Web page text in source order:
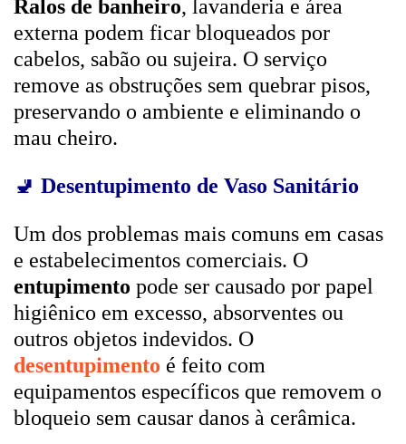
Ralos de banheiro, lavanderia e área
externa podem ficar bloqueados por
cabelos, sabão ou sujeira. O serviço
remove as obstruções sem quebrar pisos,
preservando o ambiente e eliminando o
mau cheiro.
🚽 Desentupimento de Vaso Sanitário
Um dos problemas mais comuns em casas
e estabelecimentos comerciais. O
entupimento pode ser causado por papel
higiênico em excesso, absorventes ou
outros objetos indevidos. O
desentupimento é feito com
equipamentos específicos que removem o
bloqueio sem causar danos à cerâmica.